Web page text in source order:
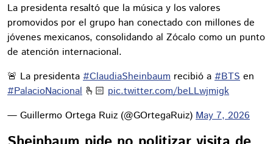
La presidenta resaltó que la música y los valores
promovidos por el grupo han conectado con millones de
jóvenes mexicanos, consolidando al Zócalo como un punto
de atención internacional.
🚨 La presidenta #ClaudiaSheinbaum recibió a #BTS en
#PalacioNacional 🫰🏻 pic.twitter.com/beLLwjmigk
— Guillermo Ortega Ruiz (@GOrtegaRuiz) May 7, 2026